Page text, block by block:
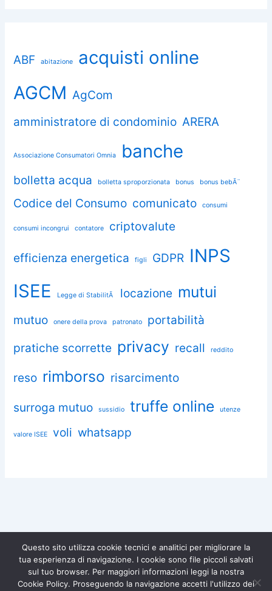
ABF abitazione
acquisti online
AGCM AgCom
amministratore di condominio ARERA
Associazione Consumatori Omnia banche
bolletta acqua bolletta sproporzionata bonus bonus bebÃ¨
Codice del Consumo comunicato consumi
consumi incongrui contatore criptovalute
efficienza energetica figli GDPR INPS
ISEE
Legge di StabilitÃ locazione mutui
mutuo onere della prova patronato
portabilità
pratiche scorrette privacy recall reddito
reso rimborso risarcimento
surroga mutuo sussidio truffe online utenze
valore ISEE voli whatsapp
Diventa socio di
Iscriviti gratuitamente e difendi i
Chiedi aiuto a Omnia
Questo sito utilizza cookie tecnici e analitici per migliorare la
tua esperienza di navigazione. I cookie sono file piccoli salvati
sul tuo browser. Per maggiori informazioni leggi la nostra
Cookie Policy. Proseguendo la navigazione accetti l'utilizzo dei